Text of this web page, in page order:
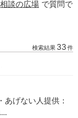
相談の広場 で質問で
検索結果 33 件
あげない人提供：